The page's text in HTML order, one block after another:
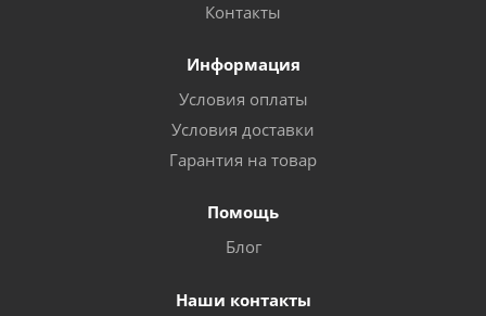
Контакты
Информация
Условия оплаты
Условия доставки
Гарантия на товар
Помощь
Блог
Наши контакты